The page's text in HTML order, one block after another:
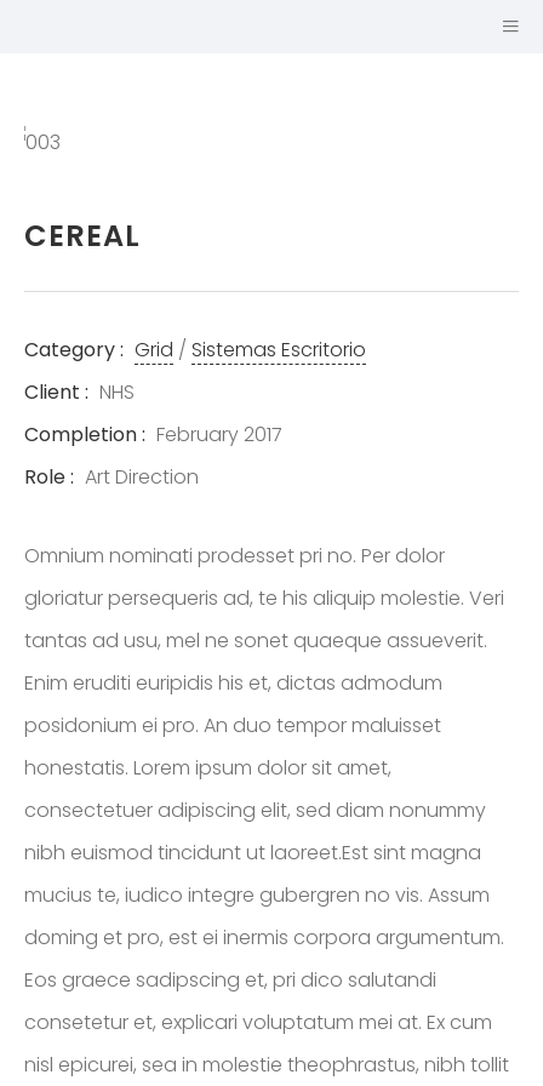
WILFREDO
TORRES ORTÍZ
ING. CO
CONTÁCTAME
CEREAL
Category : Grid / Sistemas Escritorio
Client : NHS
Completion : February 2017
Role : Art Direction
Omnium nominati prodesset pri no. Per dolor
gloriatur persequeris ad, te his aliquip molestie. Veri
tantas ad usu, mel ne sonet quaeque assueverit.
Enim eruditi euripidis his et, dictas admodum
posidonium ei pro. An duo tempor maluisset
honestatis. Lorem ipsum dolor sit amet,
consectetuer adipiscing elit, sed diam nonummy
nibh euismod tincidunt ut laoreet.Est sint magna
mucius te, iudico integre gubergren no vis. Assum
doming et pro, est ei inermis corpora argumentum.
Eos graece sadipscing et, pri dico salutandi
consetetur et, explicari voluptatum mei at. Ex cum
nisl epicurei, sea in molestie theophrastus, nibh tollit